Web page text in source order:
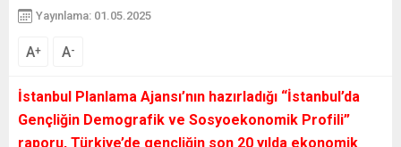
Yayınlama: 01.05.2025
A+ A-
İstanbul Planlama Ajansı’nın hazırladığı “İstanbul’da
Gençliğin Demografik ve Sosyoekonomik Profili”
raporu, Türkiye’de gençliğin son 20 yılda ekonomik